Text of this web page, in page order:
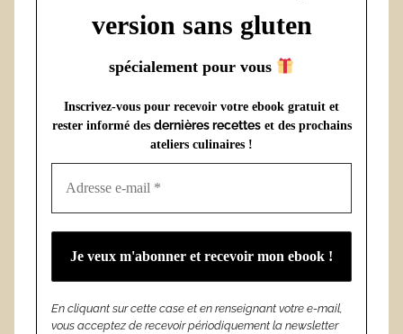
version sans gluten
spécialement pour vous
Inscrivez-vous pour recevoir votre ebook gratuit et
rester informé des dernières recettes et des prochains
ateliers culinaires !
En cliquant sur cette case et en renseignant votre e-mail,
vous acceptez de recevoir périodiquement la newsletter